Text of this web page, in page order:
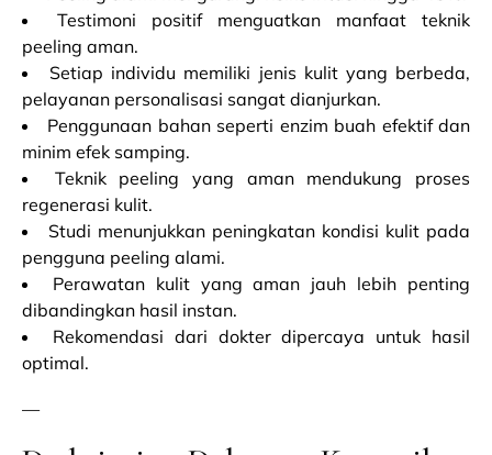
Testimoni positif menguatkan manfaat teknik
peeling aman.
Setiap individu memiliki jenis kulit yang berbeda,
pelayanan personalisasi sangat dianjurkan.
Penggunaan bahan seperti enzim buah efektif dan
minim efek samping.
Teknik peeling yang aman mendukung proses
regenerasi kulit.
Studi menunjukkan peningkatan kondisi kulit pada
pengguna peeling alami.
Perawatan kulit yang aman jauh lebih penting
dibandingkan hasil instan.
Rekomendasi dari dokter dipercaya untuk hasil
optimal.
—